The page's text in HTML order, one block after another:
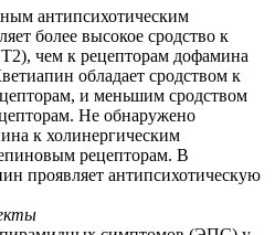
антипсихотическим
более высокое сродство к
чем к рецепторам дофамина
обладает сродством к
и меньшим сродством
Не обнаружено
к холинергическим
рецепторам. В
проявляет антипсихотическую